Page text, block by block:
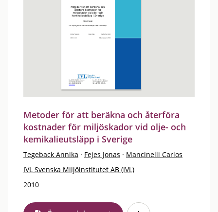
Metoder för att beräkna och återföra
kostnader för miljöskador vid olje- och
kemikalieutsläpp i Sverige
Tegeback Annika · Fejes Jonas · Mancinelli Carlos
IVL Svenska Miljöinstitutet AB (IVL)
2010